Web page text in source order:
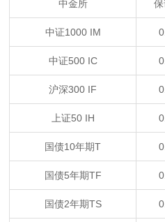
中金所
中证1000 IM
中证500 IC
沪深300 IF
上证50 IH
国债10年期T
国债5年期TF
国债2年期TS